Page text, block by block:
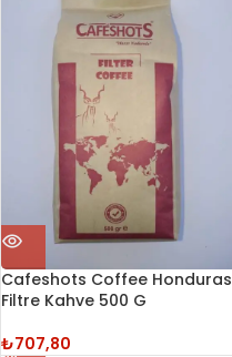
Cafeshots Coffee Honduras
Filtre Kahve 500 G
₺707,80